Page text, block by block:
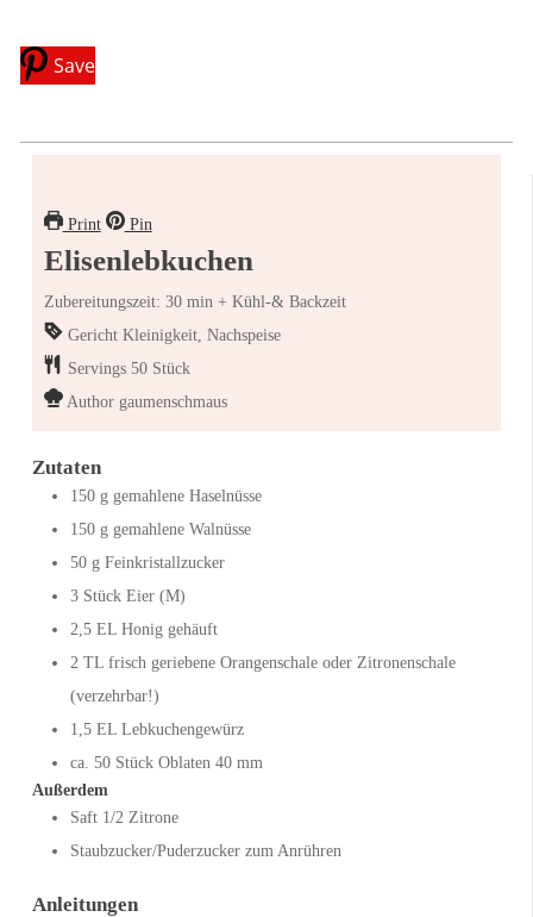
Save
Print Pin
Elisenlebkuchen
Zubereitungszeit: 30 min + Kühl-& Backzeit
Gericht Kleinigkeit, Nachspeise
Servings 50 Stück
Author gaumenschmaus
Zutaten
150 g gemahlene Haselnüsse
150 g gemahlene Walnüsse
50 g Feinkristallzucker
3 Stück Eier (M)
2,5 EL Honig gehäuft
2 TL frisch geriebene Orangenschale oder Zitronenschale
(verzehrbar!)
1,5 EL Lebkuchengewürz
ca. 50 Stück Oblaten 40 mm
Außerdem
Saft 1/2 Zitrone
Staubzucker/Puderzucker zum Anrühren
Anleitungen